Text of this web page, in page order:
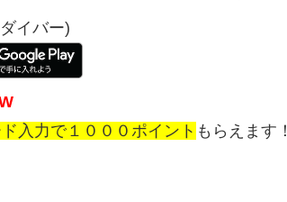
イバー)
入力で１０００ポイント もらえます！